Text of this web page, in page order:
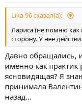
Lika-96 сказал(а):
Лариса (не помню как
сторону. У неё
Давно обращались,
именно как практик
ясновидящая? Я
принимала
назад…